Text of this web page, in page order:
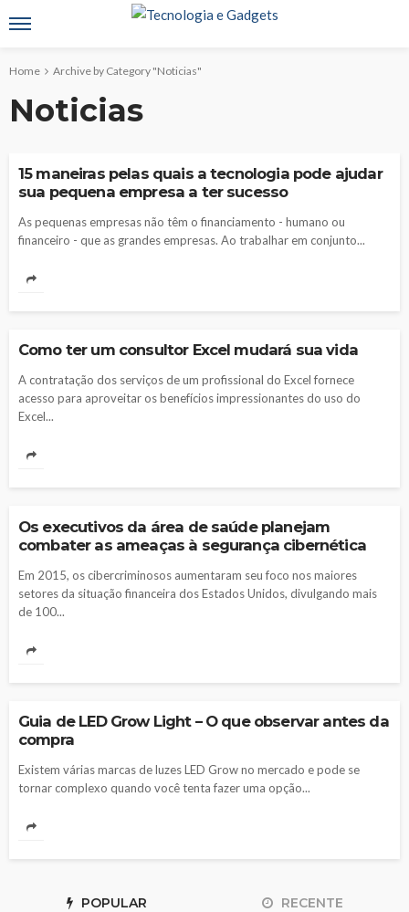
Home Archive by Category "Noticias"
Noticias
15 maneiras pelas quais a tecnologia pode ajudar
sua pequena empresa a ter sucesso
As pequenas empresas não têm o financiamento - humano ou
financeiro - que as grandes empresas. Ao trabalhar em conjunto...
NOTICIAS
Como ter um consultor Excel mudará sua vida
A contratação dos serviços de um profissional do Excel fornece
acesso para aproveitar os benefícios impressionantes do uso do
Excel...
NOTICIAS
Os executivos da área de saúde planejam
combater as ameaças à segurança cibernética
Em 2015, os cibercriminosos aumentaram seu foco nos maiores
setores da situação financeira dos Estados Unidos, divulgando mais
de 100...
NOTICIAS
Guia de LED Grow Light – O que observar antes da
compra
Existem várias marcas de luzes LED Grow no mercado e pode se
tornar complexo quando você tenta fazer uma opção...
POPULAR RECENTE